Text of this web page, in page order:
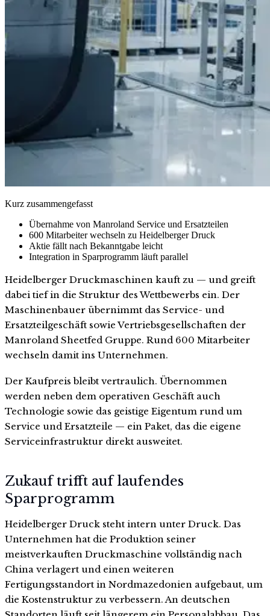
Kurz zusammengefasst
Übernahme von Manroland Service und Ersatzteilen
600 Mitarbeiter wechseln zu Heidelberger Druck
Aktie fällt nach Bekanntgabe leicht
Integration in Sparprogramm läuft parallel
Heidelberger Druckmaschinen kauft zu — und greift
dabei tief in die Struktur des Wettbewerbs ein. Der
Maschinenbauer übernimmt das Service- und
Ersatzteilgeschäft sowie Vertriebsgesellschaften der
Manroland Sheetfed Gruppe. Rund 600 Mitarbeiter
wechseln damit ins Unternehmen.
Der Kaufpreis bleibt vertraulich. Übernommen
werden neben dem operativen Geschäft auch
Technologie sowie das geistige Eigentum rund um
Service und Ersatzteile — ein Paket, das die eigene
Serviceinfrastruktur direkt ausweitet.
Zukauf trifft auf laufendes
Sparprogramm
Heidelberger Druck steht intern unter Druck. Das
Unternehmen hat die Produktion seiner
meistverkauften Druckmaschine vollständig nach
China verlagert und einen weiteren
Fertigungsstandort in Nordmazedonien aufgebaut, um
die Kostenstruktur zu verbessern. An deutschen